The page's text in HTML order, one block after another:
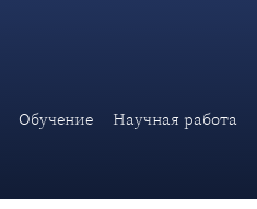
Обучение Научная работа